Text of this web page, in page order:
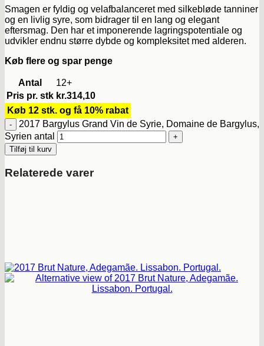
Smagen er fyldig og velafbalanceret med silkebløde tanniner
og en livlig syre, som bidrager til en lang og elegant
eftersmag. Den har et imponerende lagringspotentiale og
udvikler endnu større dybde og kompleksitet med alderen.
Køb flere og spar penge
Antal
12+
Pris pr. stk kr.314,10
Køb 12 stk. og få 10% rabat
2017 Bargylus Grand Vin de Syrie, Domaine de Bargylus,
Syrien antal
Tilføj til kurv
Relaterede varer